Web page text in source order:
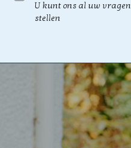
U kunt ons al uw vragen
stellen